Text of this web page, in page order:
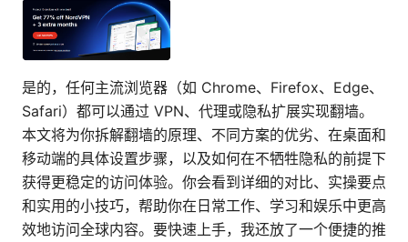
是的，任何主流浏览器（如 Chrome、Firefox、Edge、
Safari）都可以通过 VPN、代理或隐私扩展实现翻墙。
本文将为你拆解翻墙的原理、不同方案的优劣、在桌面和
移动端的具体设置步骤，以及如何在不牺牲隐私的前提下
获得更稳定的访问体验。你会看到详细的对比、实操要点
和实用的小技巧，帮助你在日常工作、学习和娱乐中更高
效地访问全球内容。要快速上手，我还放了一个便捷的推